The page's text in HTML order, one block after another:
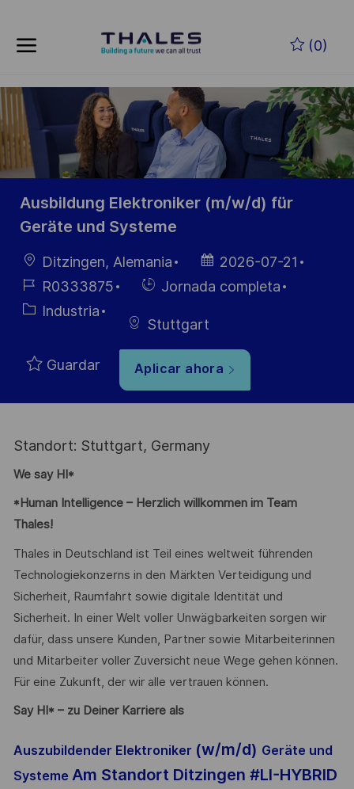
(0)
-
Ausbildung Elektroniker (m/w/d) für
Geräte und Systeme
Ubicación
Ditzingen, Alemania
Fecha de
publicación
2026-07-21
ID de
empleo
R0333875
HiringJornada completa
Categoría
Industria
Stuttgart
Guardar Aplicar ahora
Standort: Stuttgart, Germany
We say HI*
*Human Intelligence – Herzlich willkommen im Team
Thales!
Thales in Deutschland ist Teil eines weltweit führenden
Technologiekonzerns in den Märkten Verteidigung und
Sicherheit, Raumfahrt sowie digitale Identität und
Sicherheit. In einer Welt voller Unwägbarkeiten sorgen wir
dafür, dass unsere Kunden, Partner sowie Mitarbeiterinnen
und Mitarbeiter voller Zuversicht neue Wege gehen können.
Für eine Zukunft, der wir alle vertrauen können.
Say HI* – zu Deiner Karriere als
Auszubildender Elektroniker (w/m/d) Geräte und
Systeme Am Standort Ditzingen #LI-HYBRID